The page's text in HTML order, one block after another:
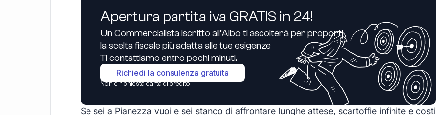
Apertura partita iva GRATIS in 24!
Un Commercialista iscritto all’Albo ti ascolterà per proporti
la scelta fiscale più adatta alle tue esigenze
Ti contattiamo entro pochi minuti.
Richiedi la consulenza gratuita
Non è richiesta carta di credito
Se sei a Pianezza vuoi e sei stanco di affrontare lunghe attese, scartoffie infinite e costi